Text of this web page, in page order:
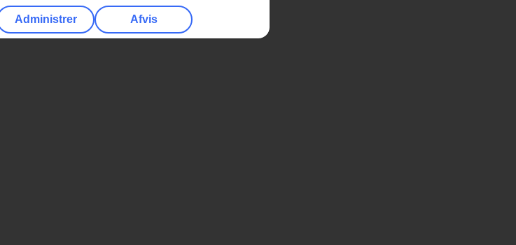
Administrer Afvis